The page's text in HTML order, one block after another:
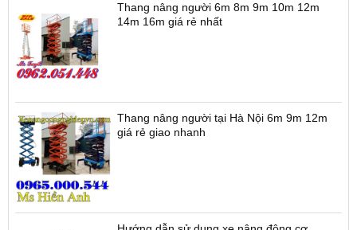
Thang nâng người 6m 8m 9m 10m 12m
14m 16m giá rẻ nhất
Thang nâng người tại Hà Nội 6m 9m 12m
giá rẻ giao nhanh